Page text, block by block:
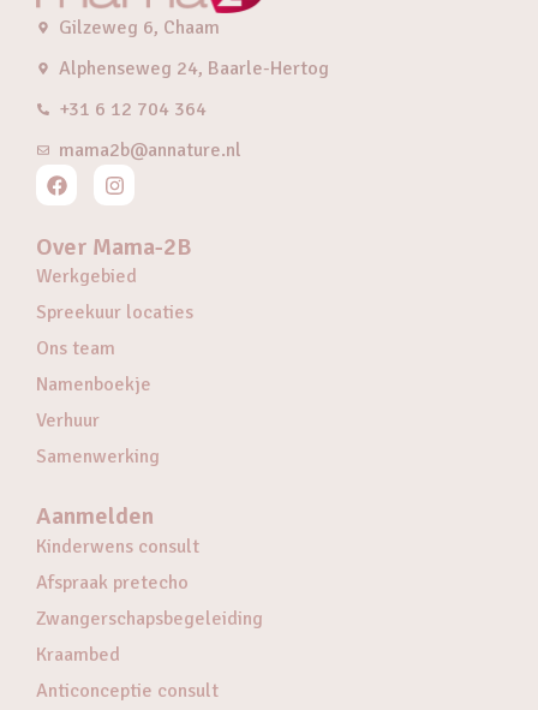
Gilzeweg 6, Chaam
Alphenseweg 24, Baarle-Hertog
+31 6 12 704 364
mama2b@annature.nl
Over Mama-2B
Werkgebied
Spreekuur locaties
Ons team
Namenboekje
Verhuur
Samenwerking
Aanmelden
Kinderwens consult
Afspraak pretecho
Zwangerschapsbegeleiding
Kraambed
Anticonceptie consult